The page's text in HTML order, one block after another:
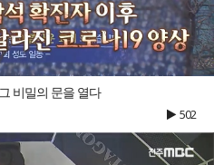
비밀의 문을 열다
502